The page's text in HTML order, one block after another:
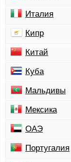
Италия
Кипр
Китай
Куба
Мальдивы
Мексика
ОАЭ
Португалия